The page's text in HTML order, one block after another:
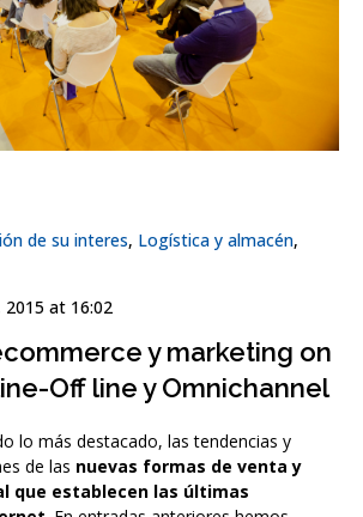
de su interes, Logística y almacén,
at 16:02
y marketing on
Off line y Omnichannel
lo más destacado, las tendencias y
de las nuevas formas de venta y
que establecen las últimas